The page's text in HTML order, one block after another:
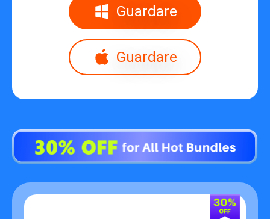
Guardare
Guardare